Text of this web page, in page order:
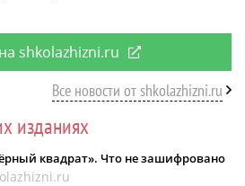
shkolazhizni.ru
Все новости от shkolazhizni.ru
изданиях
квадрат». Что не зашифровано